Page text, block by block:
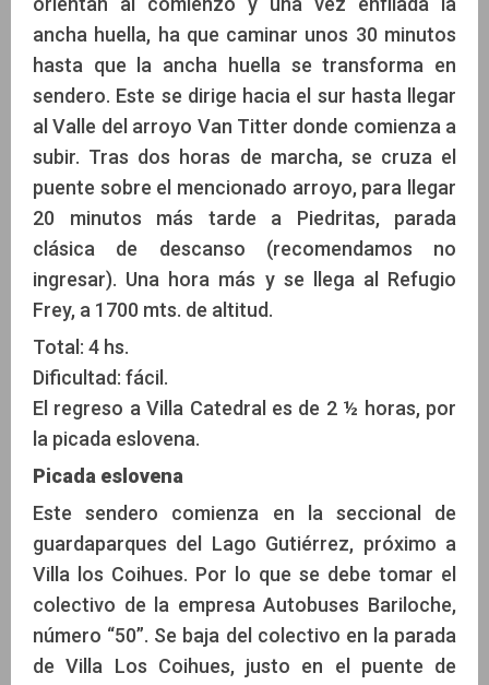
ancha huella, ha que caminar unos 30 minutos
hasta que la ancha huella se transforma en
sendero. Este se dirige hacia el sur hasta llegar
al Valle del arroyo Van Titter donde comienza a
subir. Tras dos horas de marcha, se cruza el
puente sobre el mencionado arroyo, para llegar
20 minutos más tarde a Piedritas, parada
clásica de descanso (recomendamos no
ingresar). Una hora más y se llega al Refugio
Frey, a 1700 mts. de altitud.
Total: 4 hs.
Dificultad: fácil.
El regreso a Villa Catedral es de 2 ½ horas, por
la picada eslovena.
Picada eslovena
Este sendero comienza en la seccional de
guardaparques del Lago Gutiérrez, próximo a
Villa los Coihues. Por lo que se debe tomar el
colectivo de la empresa Autobuses Bariloche,
número “50”. Se baja del colectivo en la parada
de Villa Los Coihues, justo en el puente de